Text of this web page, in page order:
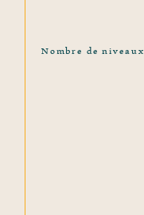
Nombre de niveaux